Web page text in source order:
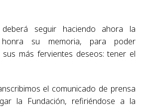
seguir haciendo ahora la
honra su memoria, para poder
más fervientes deseos: tener el
el comunicado de prensa
la Fundación, refiriéndose a la